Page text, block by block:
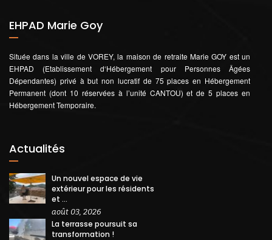
EHPAD Marie Goy
Située dans la ville de VOREY, la maison de retraite Marie GOY est un
EHPAD (Etablissement d‘Hébergement pour Personnes Âgées
Dépendantes) privé à but non lucratif de 75 places en Hébergement
Permanent (dont 10 réservées à l’unité CANTOU) et de 5 places en
Hébergement Temporaire.
Actualités
Un nouvel espace de vie
extérieur pour les résidents
et ...
août 03, 2026
La terrasse poursuit sa
transformation !